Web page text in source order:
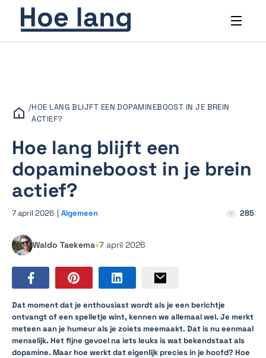
/HOE LANG BLIJFT EEN DOPAMINEBOOST IN JE BREIN
ACTIEF?
Hoe lang blijft een
dopamineboost in je brein
actief?
7 april 2026 | Algemeen 285
Waldo Taekema•7 april 2026
Dat moment dat je enthousiast wordt als je een berichtje
ontvangt of een spelletje wint, kennen we allemaal wel. Je merkt
meteen aan je humeur als je zoiets meemaakt. Dat is nu eenmaal
menselijk. Het fijne gevoel na iets leuks is wat bekendstaat als
dopamine. Maar hoe werkt dat eigenlijk precies in je hoofd? Hoe